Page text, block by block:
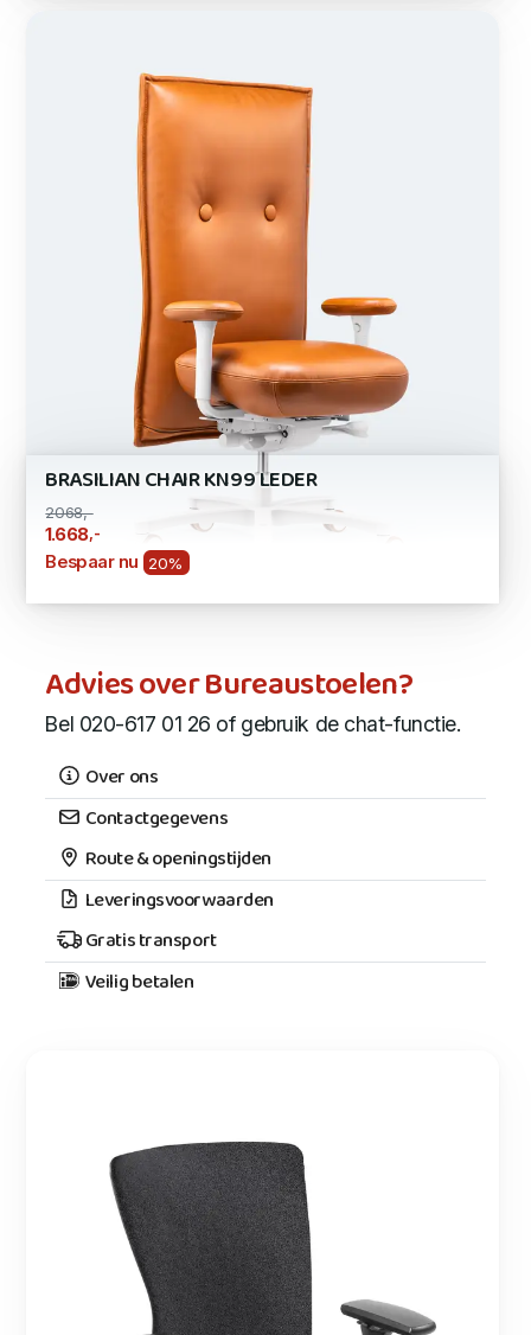
BRASILIAN CHAIR KN99 LEDER
2068,-
1.668,-
Bespaar nu 20%
Advies over Bureaustoelen?
Bel 020-617 01 26 of gebruik de chat-functie.
Over ons
Contactgegevens
Route & openingstijden
Leveringsvoorwaarden
Gratis transport
Veilig betalen